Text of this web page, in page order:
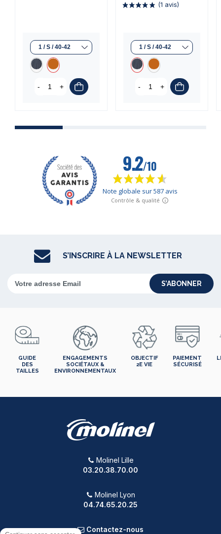
- +
(1 avis)
- +
S’INSCRIRE À LA NEWSLETTER
S’ABONNER
GUIDE
DES
TAILLES
ENGAGEMENTS
SOCIÉTAUX &
ENVIRONNEMENTAUX
OBJECTIF
2E VIE
PAIEMENT
SÉCURISÉ
Molinel Lille
03.20.38.70.00
Molinel Lyon
04.74.65.20.25
Contactez-nous